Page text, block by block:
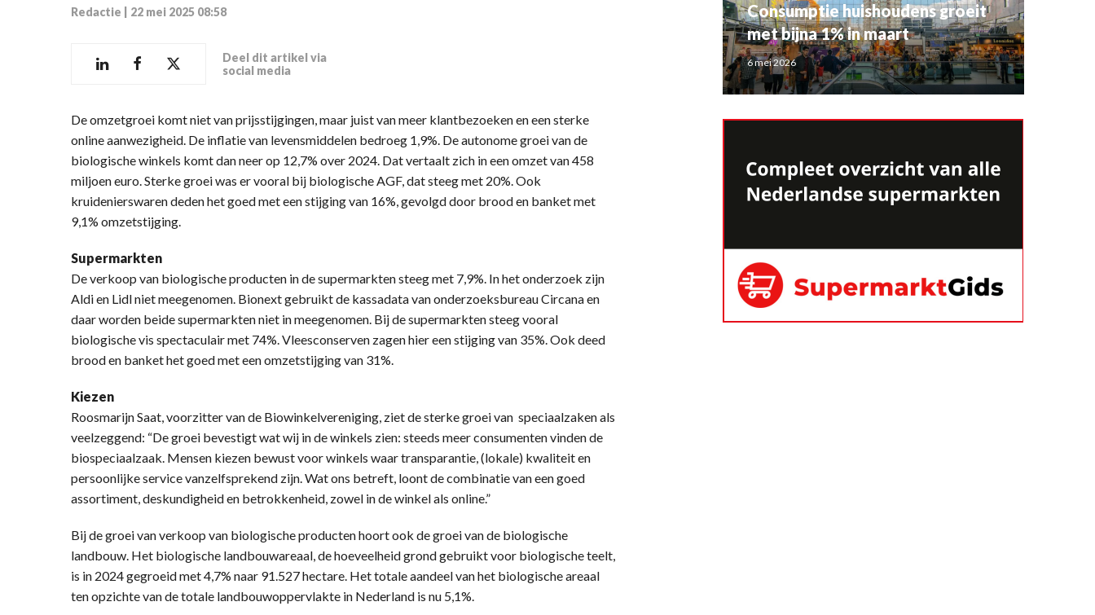
Redactie 22 mei 2025 08:58
Deel dit artikel via
social media
De omzetgroei komt niet van prijsstijgingen, maar juist van meer klantbezoeken en een sterke
online aanwezigheid. De inflatie van levensmiddelen bedroeg 1,9%. De autonome groei van de
biologische winkels komt dan neer op 12,7% over 2024. Dat vertaalt zich in een omzet van 458
miljoen euro. Sterke groei was er vooral bij biologische AGF, dat steeg met 20%. Ook
kruidenierswaren deden het goed met een stijging van 16%, gevolgd door brood en banket met
9,1% omzetstijging.
Supermarkten
De verkoop van biologische producten in de supermarkten steeg met 7,9%. In het onderzoek zijn
Aldi en Lidl niet meegenomen. Bionext gebruikt de kassadata van onderzoeksbureau Circana en
daar worden beide supermarkten niet in meegenomen. Bij de supermarkten steeg vooral
biologische vis spectaculair met 74%. Vleesconserven zagen hier een stijging van 35%. Ook deed
brood en banket het goed met een omzetstijging van 31%.
Kiezen
Roosmarijn Saat, voorzitter van de Biowinkelvereniging, ziet de sterke groei van speciaalzaken als
veelzeggend: “De groei bevestigt wat wij in de winkels zien: steeds meer consumenten vinden de
biospeciaalzaak. Mensen kiezen bewust voor winkels waar transparantie, (lokale) kwaliteit en
persoonlijke service vanzelfsprekend zijn. Wat ons betreft, loont de combinatie van een goed
assortiment, deskundigheid en betrokkenheid, zowel in de winkel als online.”
Bij de groei van verkoop van biologische producten hoort ook de groei van de biologische
landbouw. Het biologische landbouwareaal, de hoeveelheid grond gebruikt voor biologische teelt,
is in 2024 gegroeid met 4,7% naar 91.527 hectare. Het totale aandeel van het biologische areaal
ten opzichte van de totale landbouwoppervlakte in Nederland is nu 5,1%.
Consumptie huishoudens groeit
met bijna 1% in maart
6 mei 2026